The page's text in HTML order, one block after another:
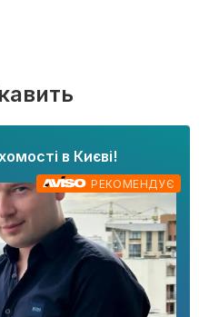
в Києві!
РЕКОМЕНДУЄ